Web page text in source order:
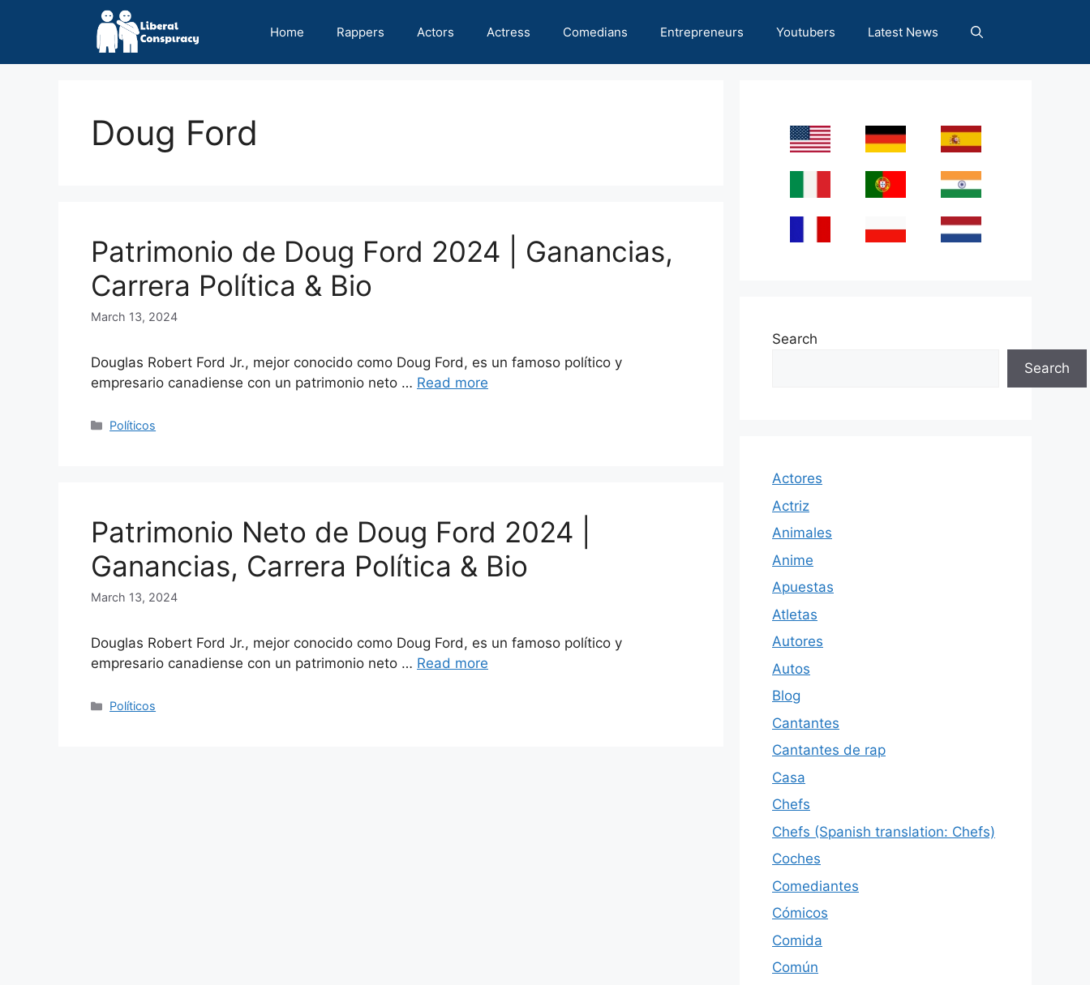
Home Rappers Actors Actress Comedians Entrepreneurs Youtubers Latest News
Doug Ford
Patrimonio de Doug Ford 2024 | Ganancias,
Carrera Política & Bio
March 13, 2024
Douglas Robert Ford Jr., mejor conocido como Doug Ford, es un famoso político y
empresario canadiense con un patrimonio neto … Read more
Categories
Políticos
Patrimonio Neto de Doug Ford 2024 |
Ganancias, Carrera Política & Bio
March 13, 2024
Douglas Robert Ford Jr., mejor conocido como Doug Ford, es un famoso político y
empresario canadiense con un patrimonio neto … Read more
Categories
Políticos
Search
Search
Actores
Actriz
Animales
Anime
Apuestas
Atletas
Autores
Autos
Blog
Cantantes
Cantantes de rap
Casa
Chefs
Chefs (Spanish translation: Chefs)
Coches
Comediantes
Cómicos
Comida
Común